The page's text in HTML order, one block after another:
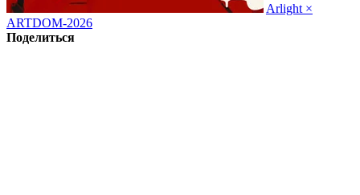
Arlight ×
ARTDOM-2026
Поделиться